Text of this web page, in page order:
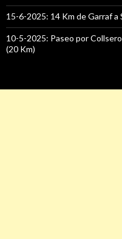
15-6-2025: 14 Km de Garraf
10-5-2025: Paseo por
(20 Km)